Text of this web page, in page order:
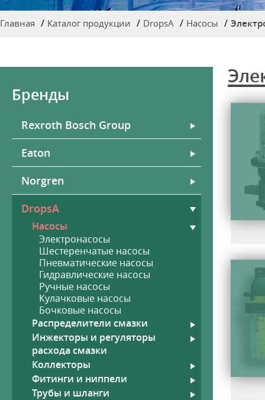
Рукава
Шланги высокого давления,
фитинги
Высокотемпературные рукава
покрытием
Главная Каталог продукции DropsA Насосы
Бренды
Rexroth Bosch Group
Eaton
Norgren
DropsA
Насосы
Электронасосы
Шестеренчатые насосы
Пневматические насосы
Гидравлические насосы
Ручные насосы
Кулачковые насосы
Бочковые насосы
Распределители смазки
Инжекторы и регуляторы
расхода смазки
Коллекторы
Фитинги и ниппели
Трубы и шланги